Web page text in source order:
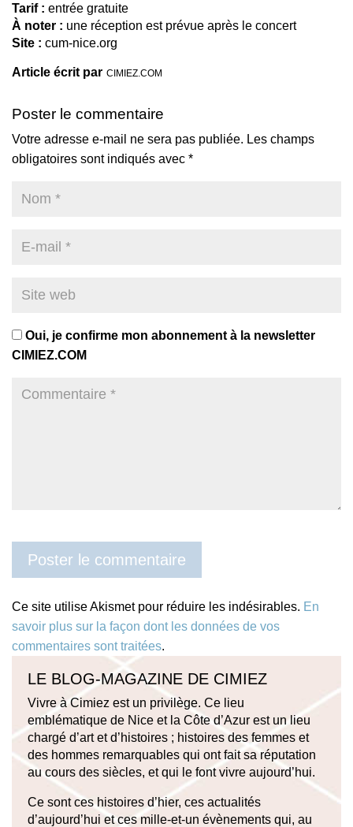
Tarif : entrée gratuite
À noter : une réception est prévue après le concert
Site : cum-nice.org
Article écrit par CIMIEZ.COM
Poster le commentaire
Votre adresse e-mail ne sera pas publiée. Les champs
obligatoires sont indiqués avec *
Oui, je confirme mon abonnement à la newsletter
CIMIEZ.COM
Ce site utilise Akismet pour réduire les indésirables. En
savoir plus sur la façon dont les données de vos
commentaires sont traitées.
LE BLOG-MAGAZINE DE CIMIEZ
Vivre à Cimiez est un privilège. Ce lieu
emblématique de Nice et la Côte d’Azur est un lieu
chargé d’art et d’histoires ; histoires des femmes et
des hommes remarquables qui ont fait sa réputation
au cours des siècles, et qui le font vivre aujourd’hui.
Ce sont ces histoires d’hier, ces actualités
d’aujourd’hui et ces mille-et-un évènements qui, au